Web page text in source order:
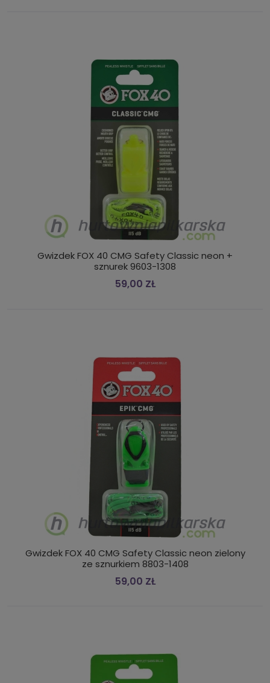
Gwizdek FOX 40 CMG Safety Classic neon +
sznurek 9603-1308
59,00 ZŁ
Gwizdek FOX 40 CMG Safety Classic neon zielony
ze sznurkiem 8803-1408
59,00 ZŁ